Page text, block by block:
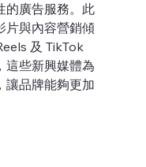
的廣告服務。此
片與內容營銷傾
及 TikTok
這些新興媒體為
讓品牌能夠更加